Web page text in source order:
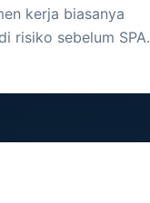
kerja biasanya
risiko sebelum SPA.